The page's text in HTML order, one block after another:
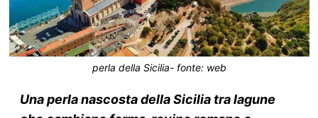
perla della Sicilia- fonte: web
Una perla nascosta della Sicilia tra lagune